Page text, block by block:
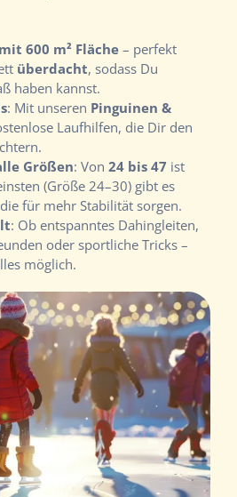
600 m² Fläche – perfekt
überdacht, sodass Du
haben kannst.
: Mit unseren Pinguinen &
Laufhilfen, die Dir den
Größen: Von 24 bis 47 ist
(Größe 24–30) gibt es
für mehr Stabilität sorgen.
: Ob entspanntes Dahingleiten,
oder sportliche Tricks –
möglich.